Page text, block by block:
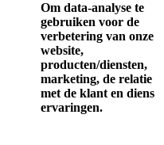
Om data-analyse te
gebruiken voor de
verbetering van onze
website,
producten/diensten,
marketing, de relatie
met de klant en diens
ervaringen.